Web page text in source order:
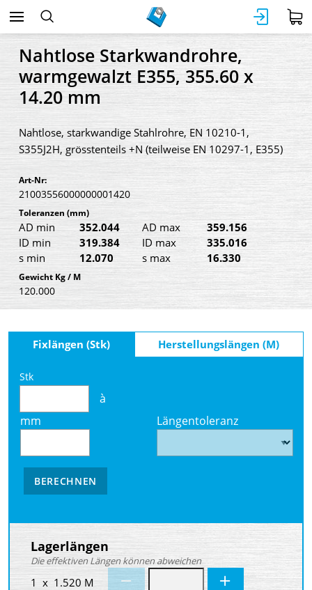
Nahtlose Starkwandrohre,
warmgewalzt E355, 355.60 x
14.20 mm
Nahtlose, starkwandige Stahlrohre, EN 10210-1,
S355J2H, grösstenteils +N (teilweise EN 10297-1, E355)
Art-Nr:
21003556000000001420
Toleranzen (mm)
AD min 352.044 AD max
359.156
ID min
319.384 ID max
335.016
s min
12.070 s max 16.330
Gewicht Kg / M
120.000
Fixlängen (Stk) Herstellungslängen (M)
Stk
à
mm
Längentoleranz
BERECHNEN
Lagerlängen
Die effektiven Längen können abweichen
1 x 1.520 M